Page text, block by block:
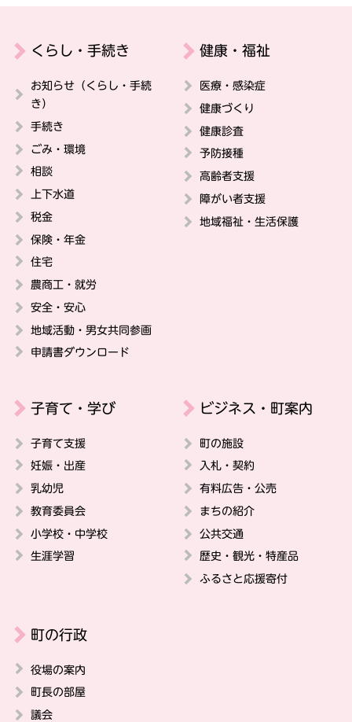
くらし・手続き
お知らせ（くらし・手続
き）
手続き
ごみ・環境
相談
上下水道
税金
保険・年金
住宅
農商工・就労
安全・安心
地域活動・男女共同参画
申請書ダウンロード
健康・福祉
医療・感染症
健康づくり
健康診査
予防接種
高齢者支援
障がい者支援
地域福祉・生活保護
子育て・学び
子育て支援
妊娠・出産
乳幼児
教育委員会
小学校・中学校
生涯学習
ビジネス・町案内
町の施設
入札・契約
有料広告・公売
まちの紹介
公共交通
歴史・観光・特産品
ふるさと応援寄付
町の行政
役場の案内
町長の部屋
議会